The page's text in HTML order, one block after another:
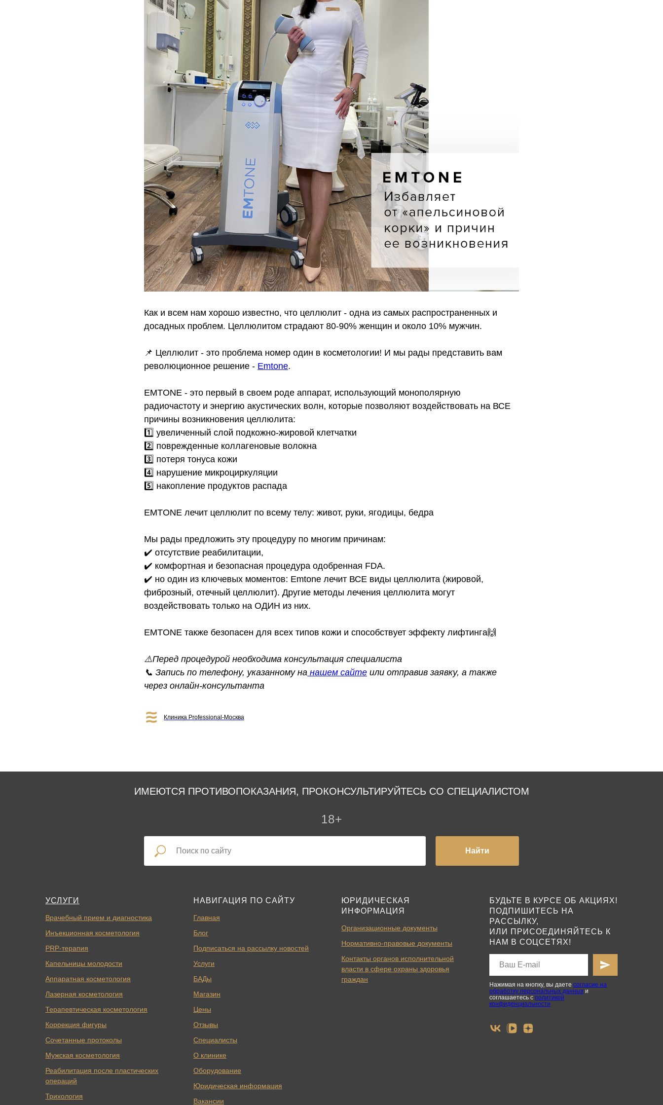
Как и всем нам хорошо известно, что целлюлит - одна из самых распространенных и
досадных проблем. Целлюлитом страдают 80-90% женщин и около 10% мужчин.
📌 Целлюлит - это проблема номер один в косметологии! И мы рады представить вам
революционное решение - Emtone.
EMTONE - это первый в своем роде аппарат, использующий монополярную
радиочастоту и энергию акустических волн, которые позволяют воздействовать на ВСЕ
причины возникновения целлюлита:
1️⃣ увеличенный слой подкожно-жировой клетчатки
2️⃣ поврежденные коллагеновые волокна
3️⃣ потеря тонуса кожи
4️⃣ нарушение микроциркуляции
5️⃣ накопление продуктов распада
EMTONE лечит целлюлит по всему телу: живот, руки, ягодицы, бедра
Мы рады предложить эту процедуру по многим причинам:
✔️ отсутствие реабилитации,
✔️ комфортная и безопасная процедура одобренная FDA.
✔️ но один из ключевых моментов: Emtone лечит ВСЕ виды целлюлита (жировой,
фиброзный, отечный целлюлит). Другие методы лечения целлюлита могут
воздействовать только на ОДИН из них.
EMTONE также безопасен для всех типов кожи и способствует эффекту лифтинга🙌
⚠️Перед процедурой необходима консультация специалиста
📞 Запись по телефону, указанному на нашем сайте или отправив заявку, а также
через онлайн-консультанта
Клиника Professional-Москва
ИМЕЮТСЯ ПРОТИВОПОКАЗАНИЯ, ПРОКОНСУЛЬТИРУЙТЕСЬ СО СПЕЦИАЛИСТОМ
18+
Найти
УСЛУГИ
Врачебный прием и диагностика
Инъекционная косметология
PRP-терапия
Капельницы молодости
Аппаратная косметология
Лазерная косметология
Терапевтическая косметология
Коррекция фигуры
Сочетанные протоколы
Мужская косметология
Реабилитация после пластических
операций
Трихология
НАВИГАЦИЯ ПО САЙТУ
Главная
Блог
Подписаться на рассылку новостей
Услуги
БАДы
Магазин
Цены
Отзывы
Специалисты
О клинике
Оборудование
Юридическая информация
Вакансии
ЮРИДИЧЕСКАЯ
ИНФОРМАЦИЯ
Организационные документы
Нормативно-правовые документы
Контакты органов исполнительной
власти в сфере охраны здоровья
граждан
БУДЬТЕ В КУРСЕ ОБ АКЦИЯХ!
ПОДПИШИТЕСЬ НА
РАССЫЛКУ,
ИЛИ ПРИСОЕДИНЯЙТЕСЬ К
НАМ В СОЦСЕТЯХ!
Нажимая на кнопку, вы даете согласие на
обработку персональных данных и
соглашаетесь с политикой
конфиденциальности